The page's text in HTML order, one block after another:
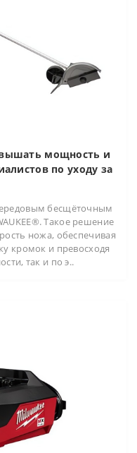
мощность и
по уходу за
бесщёточным
Такое решение
ножа, обеспечивая
кромок и превосходя
так и по э..